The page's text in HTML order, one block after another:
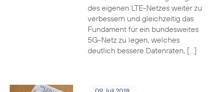
des eigenen LTE-Netzes weiter zu
verbessern und gleichzeitig das
Fundament für ein bundesweites
5G-Netz zu legen, welches
deutlich bessere Datenraten, […]